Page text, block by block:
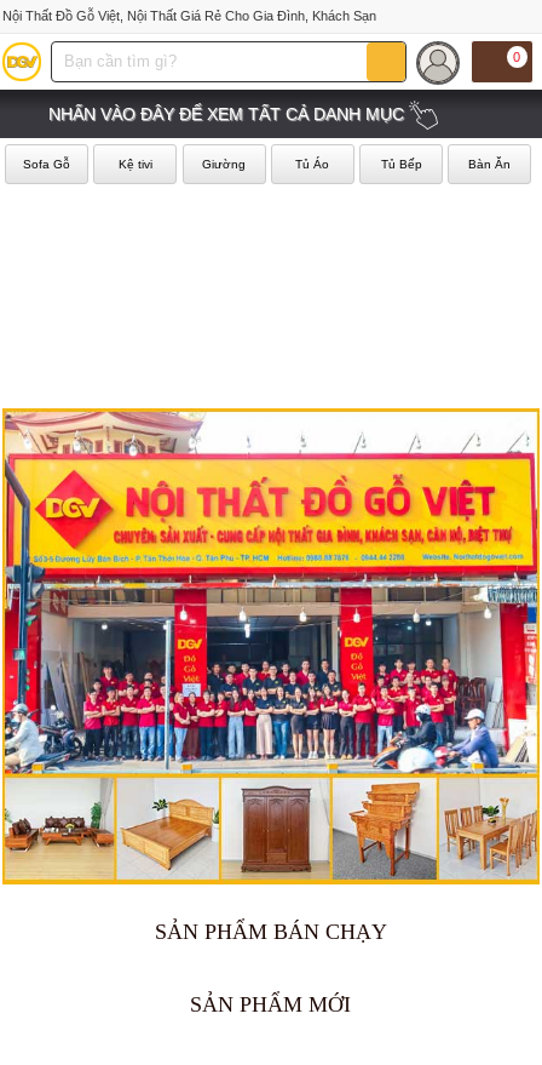
Nội Thất Đồ Gỗ Việt, Nội Thất Giá Rẻ Cho Gia Đình, Khách Sạn
0
NHẤN VÀO ĐÂY ĐỂ XEM TẤT CẢ DANH MỤC
Sofa Gỗ Kệ tivi Giường Tủ Áo Tủ Bếp Bàn Ăn
SẢN PHẨM BÁN CHẠY
SẢN PHẨM MỚI